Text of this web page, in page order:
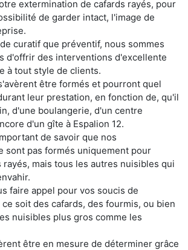
extermination de cafards rayés, pour
de garder intact, l'image de
curatif que préventif, nous sommes
d'offrir des interventions d'excellente
à tout style de clients.
être formés et pourront quel
leur prestation, en fonction de, qu'il
d'une boulangerie, d'un centre
d'un gîte à Espalion 12.
de savoir que nos
sont pas formés uniquement pour
mais tous les autres nuisibles qui
faire appel pour vos soucis de
soit des cafards, des fourmis, ou bien
nuisibles plus gros comme les
être en mesure de déterminer grâce